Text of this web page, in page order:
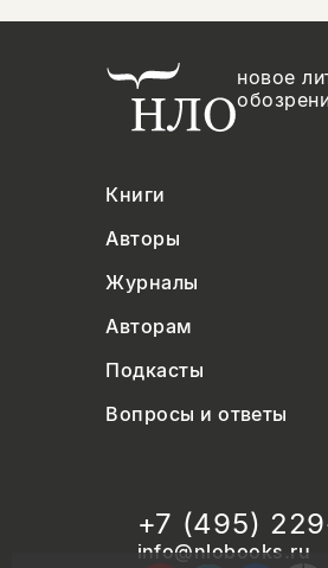
новое
Книги
Авторы
Журналы
Авторам
Подкасты
Вопросы и ответы
+7 (495)
info@nlobooks.ru